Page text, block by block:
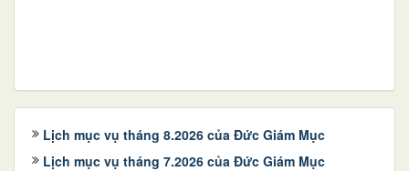
Lịch mục vụ tháng 8.2026 của Đức Giám Mục
Lịch mục vụ tháng 7.2026 của Đức Giám Mục